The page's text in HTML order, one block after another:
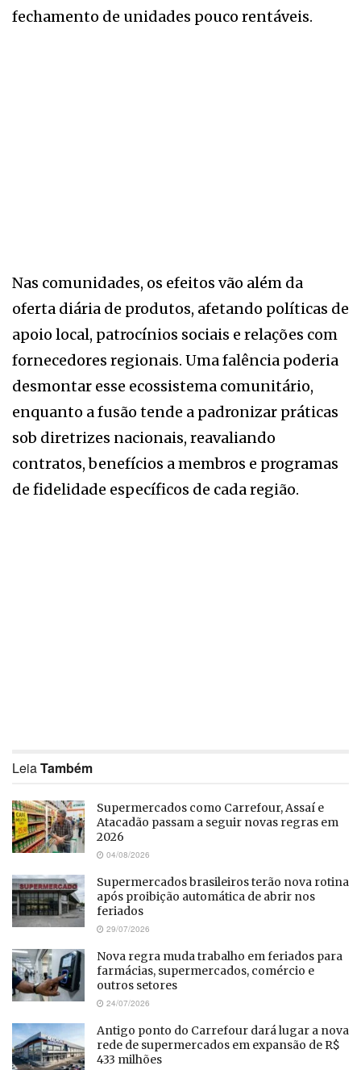
fechamento de unidades pouco rentáveis.
Nas comunidades, os efeitos vão além da
oferta diária de produtos, afetando políticas de
apoio local, patrocínios sociais e relações com
fornecedores regionais. Uma falência poderia
desmontar esse ecossistema comunitário,
enquanto a fusão tende a padronizar práticas
sob diretrizes nacionais, reavaliando
contratos, benefícios a membros e programas
de fidelidade específicos de cada região.
LeiaTambém
Supermercados como Carrefour, Assaí e
Atacadão passam a seguir novas regras em
2026
04/08/2026
Supermercados brasileiros terão nova rotina
após proibição automática de abrir nos
feriados
29/07/2026
Nova regra muda trabalho em feriados para
farmácias, supermercados, comércio e
outros setores
24/07/2026
Antigo ponto do Carrefour dará lugar a nova
rede de supermercados em expansão de R$
433 milhões